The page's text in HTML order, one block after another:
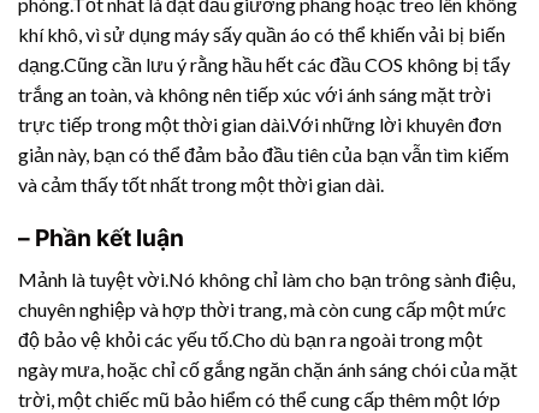
khí khô, vì sử dụng máy sấy quần áo có thể khiến vải bị biến
dạng.Cũng cần lưu ý rằng hầu hết các đầu COS không bị tẩy
trắng an toàn, và không nên tiếp xúc với ánh sáng mặt trời
trực tiếp trong một thời gian dài.Với những lời khuyên đơn
giản này, bạn có thể đảm bảo đầu tiên của bạn vẫn tìm kiếm
và cảm thấy tốt nhất trong một thời gian dài.
– Phần kết luận
Mảnh là tuyệt vời.Nó không chỉ làm cho bạn trông sành điệu,
chuyên nghiệp và hợp thời trang, mà còn cung cấp một mức
độ bảo vệ khỏi các yếu tố.Cho dù bạn ra ngoài trong một
ngày mưa, hoặc chỉ cố gắng ngăn chặn ánh sáng chói của mặt
trời, một chiếc mũ bảo hiểm có thể cung cấp thêm một lớp